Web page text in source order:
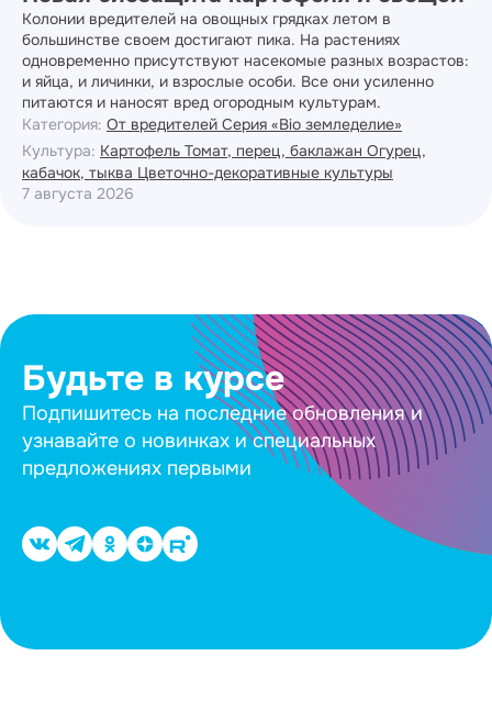
Колонии вредителей на овощных грядках летом в
большинстве своем достигают пика. На растениях
одновременно присутствуют насекомые разных возрастов:
и яйца, и личинки, и взрослые особи. Все они усиленно
питаются и наносят вред огородным культурам.
Категория: От вредителей Серия «Bio земледелие»
Культура: Картофель Томат, перец, баклажан Огурец,
кабачок, тыква Цветочно-декоративные культуры
7 августа 2026
Будьте в курсе
Подпишитесь на последние обновления и
узнавайте о новинках и специальных
предложениях первыми